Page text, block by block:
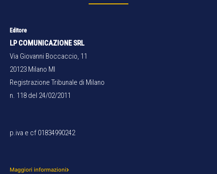
Editore
LP COMUNICAZIONE SRL
Via Giovanni Boccaccio, 11
20123 Milano MI
Registrazione Tribunale di Milano
n. 118 del 24/02/2011
p.iva e cf 01834990242
Maggiori informazioni